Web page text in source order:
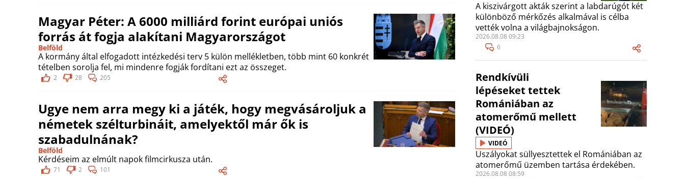
Magyar Péter: A 6000 milliárd forint európai uniós
forrás át fogja alakítani Magyarországot
Belföld
A kormány által elfogadott intézkedési terv 5 külön mellékletben, több mint 60 konkrét
tételben sorolja fel, mi mindenre fogják fordítani ezt az összeget.
2 28 205
Ugye nem arra megy ki a játék, hogy megvásároljuk a
németek szélturbináit, amelyektől már ők is
szabadulnának?
Belföld
Kérdéseim az elmúlt napok filmcirkusza után.
71 2 101
A kiszivárgott akták szerint a labdarúgót két
különböző mérkőzés alkalmával is célba
vették volna a világbajnokságon.
2026.08.08 09:23
6
Rendkívüli
lépéseket tettek
Romániában az
atomerőmű mellett
(VIDEÓ)
VIDEÓ
Uszályokat süllyesztettek el Romániában az
atomerőmű üzemben tartása érdekében.
2026.08.08 08:59